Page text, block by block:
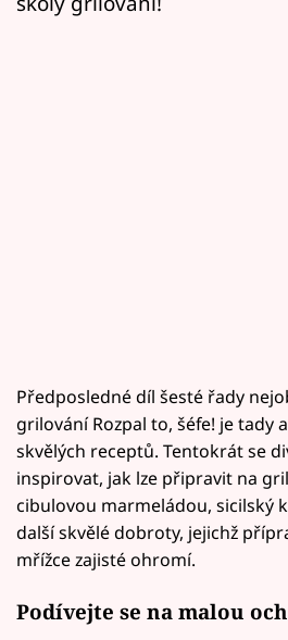
Předposledné díl šesté řady
grilování Rozpal to, šéfe! je tady
skvělých receptů. Tentokrát se
inspirovat, jak lze připravit na
cibulovou marmeládou, sicilský
další skvělé dobroty, jejichž
mřížce zajisté ohromí.
Podívejte se na malou